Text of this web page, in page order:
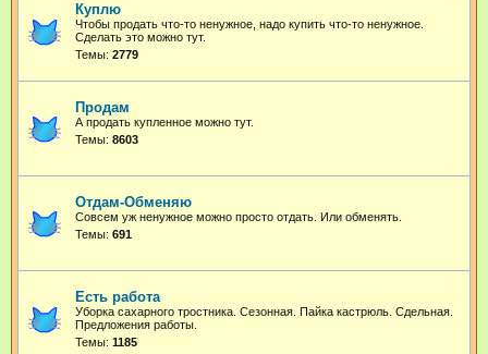
Куплю
Чтобы продать что-то ненужное, надо купить что-то ненужное.
Сделать это можно тут.
Темы: 2779
Продам
А продать купленное можно тут.
Темы: 8603
Отдам-Обменяю
Совсем уж ненужное можно просто отдать. Или обменять.
Темы: 691
Есть работа
Уборка сахарного тростника. Сезонная. Пайка кастрюль. Сдельная.
Предложения работы.
Темы: 1185